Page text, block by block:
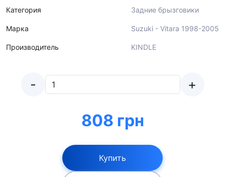
Категория
Марка
Производитель
Задние брызговики
Suzuki - Vitara 1998-2005
KINDLE
- +
808 грн
Купить